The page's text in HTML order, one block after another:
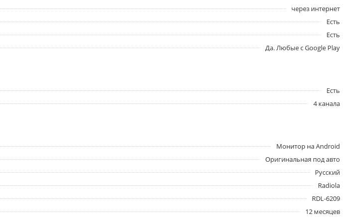
через интернет
Есть
Есть
Да. Любые с Google Play
Есть
4 канала
Монитор на Android
Оригинальная под авто
Русский
Radiola
RDL-6209
12 месяцев